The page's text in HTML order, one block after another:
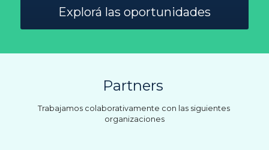
Explorá las oportunidades
Partners
Trabajamos colaborativamente con las siguientes
organizaciones